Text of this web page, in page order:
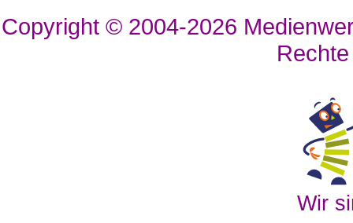
Copyright © 2004-2026
Wir